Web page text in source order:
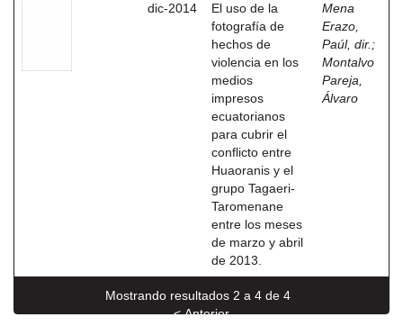
dic-2014
El uso de la
fotografía de
hechos de
violencia en los
medios
impresos
ecuatorianos
para cubrir el
conflicto entre
Huaoranis y el
grupo Tagaeri-
Taromenane
entre los meses
de marzo y abril
de 2013.
Mena
Erazo,
Paúl, dir. ;
Montalvo
Pareja,
Álvaro
Mostrando resultados 2 a 4 de 4
< Anterior